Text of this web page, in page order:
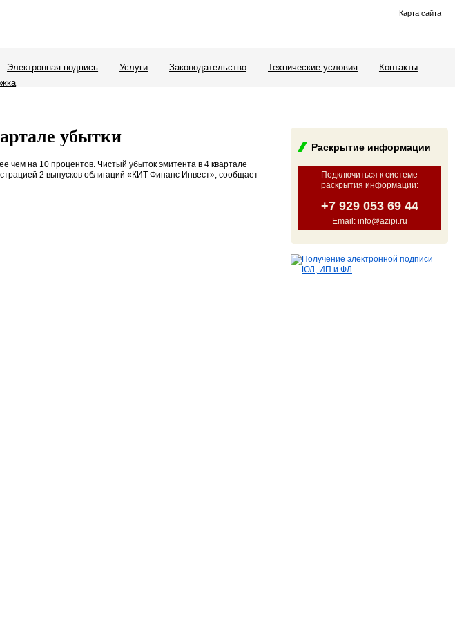
Карта сайта
Электронная подпись Услуги Законодательство Технические условия
Контакты
Раскрытие информации
Подключиться к системе
раскрытия информации:
+7 929 053 69 44
Email: info@azipi.ru
убытки
чем на 10 процентов. Чистый убыток эмитента в 4 квартале
2 выпусков облигаций «КИТ Финанс Инвест», сообщает